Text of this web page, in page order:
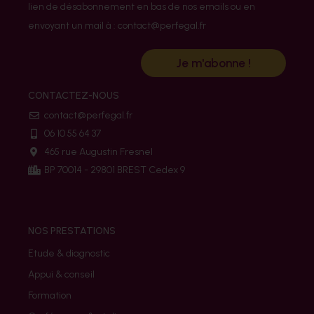
NOS PRESTATIONS
Etude & diagnostic
Appui & conseil
Formation
CONTACTEZ-NOUS
contact@perfegal.fr
06 10 55 64 37
465 rue Augustin Fresnel
BP 70014 - 29801 BREST Cedex 9
lien de désabonnement en bas de nos emails ou en
envoyant un mail à : contact@perfegal.fr
Je m'abonne !